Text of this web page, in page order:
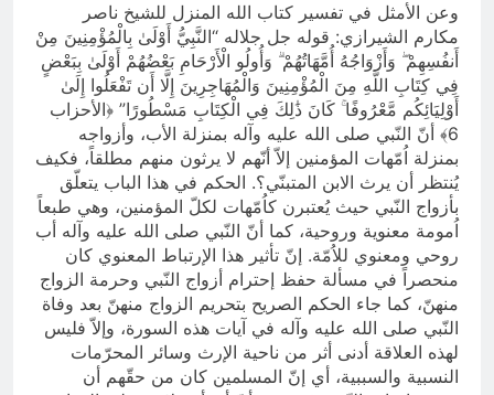
وعن الأمثل في تفسير كتاب الله المنزل للشيخ ناصر
مكارم الشيرازي: قوله جل جلاله “النَّبِيُّ أَوْلَىٰ بِالْمُؤْمِنِينَ مِنْ
أَنفُسِهِمْ ۖ وَأَزْوَاجُهُ أُمَّهَاتُهُمْ ۗ وَأُولُو الْأَرْحَامِ بَعْضُهُمْ أَوْلَىٰ بِبَعْضٍ
فِي كِتَابِ اللَّهِ مِنَ الْمُؤْمِنِينَ وَالْمُهَاجِرِينَ إِلَّا أَن تَفْعَلُوا إِلَىٰ
أَوْلِيَائِكُم مَّعْرُوفًا ۚ كَانَ ذَٰلِكَ فِي الْكِتَابِ مَسْطُورًا” ﴿الأحزاب
6﴾ أنّ النّبي صلى الله عليه وآله بمنزلة الأب، وأزواجه
بمنزلة اُمّهات المؤمنين إلاّ أنّهم لا يرثون منهم مطلقاً، فكيف
يُنتظر أن يرث الابن المتبنّي؟. الحكم في هذا الباب يتعلّق
بأزواج النّبي حيث يُعتبرن كاُمّهات لكلّ المؤمنين، وهي طبعاً
اُمومة معنوية وروحية، كما أنّ النّبي صلى الله عليه وآله أب
روحي ومعنوي للاُمّة. إنّ تأثير هذا الإرتباط المعنوي كان
منحصراً في مسألة حفظ إحترام أزواج النّبي وحرمة الزواج
منهنّ، كما جاء الحكم الصريح بتحريم الزواج منهنّ بعد وفاة
النّبي صلى الله عليه وآله في آيات هذه السورة، وإلاّ فليس
لهذه العلاقة أدنى أثر من ناحية الإرث وسائر المحرّمات
النسبية والسببية، أي إنّ المسلمين كان من حقّهم أن